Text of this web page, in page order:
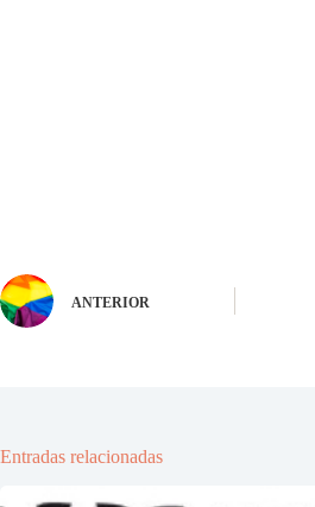
ANTERIOR
Entradas relacionadas